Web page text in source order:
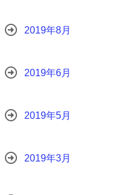
2019年8月
2019年6月
2019年5月
2019年3月